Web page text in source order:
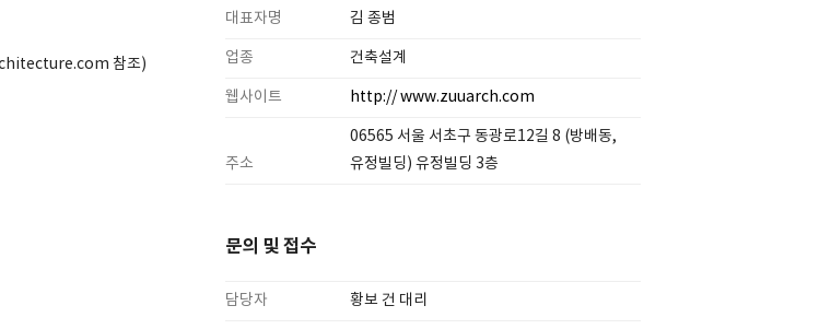
참조)
대표자명 김 종범
업종 건축설계
웹사이트 http:// www.zuuarch.com
주소
06565 서울 서초구 동광로12길 8 (방배동,
유정빌딩) 유정빌딩 3층
문의 및 접수
담당자 황보 건 대리